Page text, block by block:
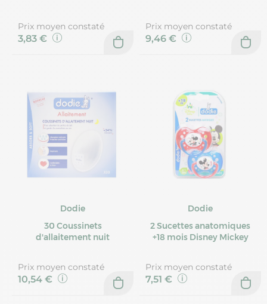
Prix moyen constaté
3,83 €
Prix moyen constaté
9,46 €
Dodie
30 Coussinets
d'allaitement nuit
Prix moyen constaté
10,54 €
Dodie
2 Sucettes anatomiques
+18 mois Disney Mickey
Prix moyen constaté
7,51 €